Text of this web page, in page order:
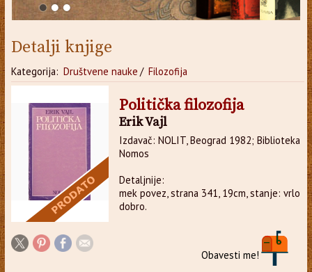
Detalji knjige
Kategorija: Društvene nauke / Filozofija
Politička filozofija
Erik Vajl
Izdavač: NOLIT, Beograd 1982; Biblioteka
Nomos
Detaljnije:
mek povez, strana 341, 19cm, stanje: vrlo
dobro.
Obavesti me!